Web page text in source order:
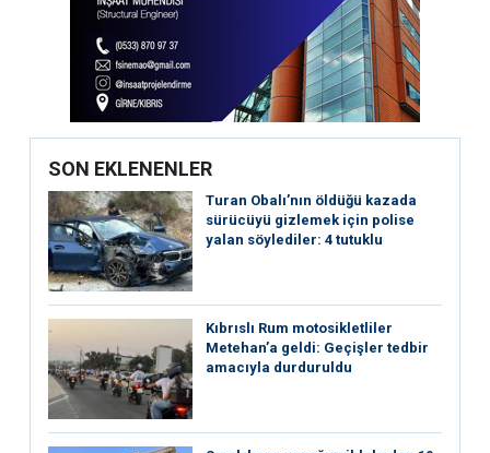
SON EKLENENLER
Turan Obalı’nın öldüğü kazada
sürücüyü gizlemek için polise
yalan söylediler: 4 tutuklu
Kıbrıslı Rum motosikletliler
Metehan’a geldi: Geçişler tedbir
amacıyla durduruldu